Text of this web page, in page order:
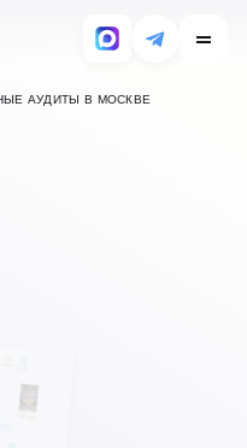
АУДИТЫ В МОСКВЕ